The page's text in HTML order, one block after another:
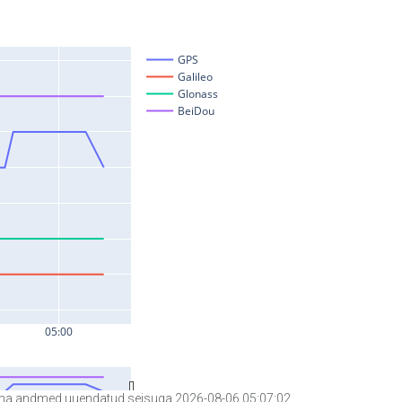
andmed uuendatud seisuga 2026-08-06 05:07:02